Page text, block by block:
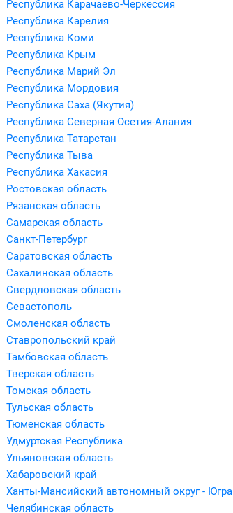
Республика Карачаево-Черкессия
Республика Карелия
Республика Коми
Республика Крым
Республика Марий Эл
Республика Мордовия
Республика Саха (Якутия)
Республика Северная Осетия-Алания
Республика Татарстан
Республика Тыва
Республика Хакасия
Ростовская область
Рязанская область
Самарская область
Санкт-Петербург
Саратовская область
Сахалинская область
Свердловская область
Севастополь
Смоленская область
Ставропольский край
Тамбовская область
Тверская область
Томская область
Тульская область
Тюменская область
Удмуртская Республика
Ульяновская область
Хабаровский край
Ханты-Мансийский автономный округ - Югра
Челябинская область